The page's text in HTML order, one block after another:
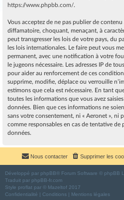
https://www.phpbb.com/.
Vous acceptez de ne pas publier de
diffamatoire, choquant, menaçant, à
peut transgresser les lois de votre pays, du
les lois internationales. Le faire peut vous
permanent, avec une notification à votre
le jugeons nécessaire. Les adresses IP de
pour aider au renforcement de ces
supprime, modifie, déplace ou verrouille
estimons que cela est nécessaire. En tant
toutes les informations que vous avez
données. Bien que ces informations ne
sans votre consentement, ni « Aeronet », ni
comme responsables en cas de tentative de
données.
Supprimer les
Nous contacter
Développé par phpBB® Forum Software © phpBB
Traduit par phpBB-fr.com
Style proflat par © Mazeltof 2017
Confidentialité | Conditions | Mentions légales